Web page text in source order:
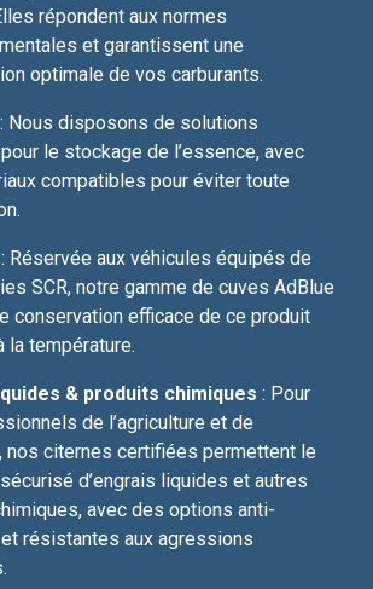
répondent aux normes
et garantissent une
optimale de vos carburants.
: Nous disposons de solutions
le stockage de l’essence, avec
compatibles pour éviter toute
: Réservée aux véhicules équipés de
SCR, notre gamme de cuves AdBlue
conservation efficace de ce produit
la température.
& produits chimiques : Pour
de l’agriculture et de
nos citernes certifiées permettent le
d’engrais liquides et autres
avec des options anti-
résistantes aux agressions